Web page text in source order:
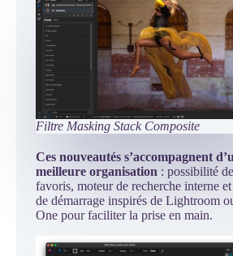
Filtre Masking Stack Composite
Ces nouveautés s’accompagnent
meilleure organisation : possibilité
favoris, moteur de recherche interne et
de démarrage inspirés de Lightroom
One pour faciliter la prise en main.